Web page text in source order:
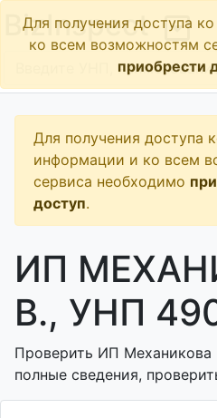
BizInspect
Для получения доступа
ко всем возможностям
приобрести
Для получения доступа
информации и ко всем
сервиса необходимо
доступ.
ИП
В., УНП
Проверить ИП Механикова
полные сведения,